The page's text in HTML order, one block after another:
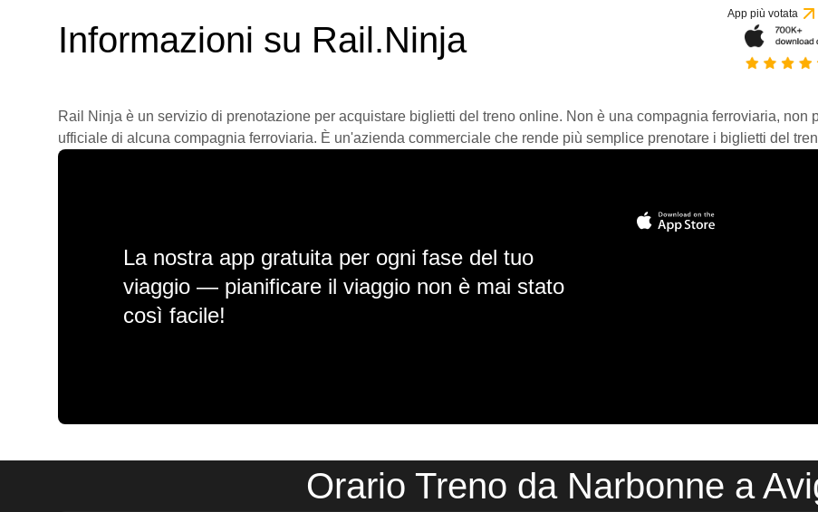
Informazioni su Rail.Ninja
App più votata
Rail Ninja è un servizio di prenotazione per acquistare biglietti del treno online. Non è una compagnia ferroviaria, non
ufficiale di alcuna compagnia ferroviaria. È un'azienda commerciale che rende più semplice prenotare i biglietti del
La nostra app gratuita per ogni fase del tuo
viaggio — pianificare il viaggio non è mai stato
così facile!
Orario Treno da Narbonne a